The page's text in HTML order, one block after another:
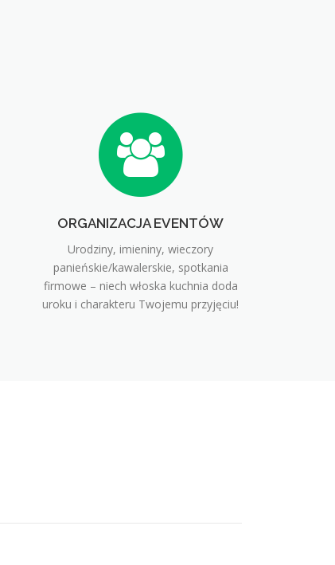
ORGANIZACJA EVENTÓW
Urodziny, imieniny, wieczory
panieńskie/kawalerskie, spotkania
firmowe – niech włoska kuchnia doda
uroku i charakteru Twojemu przyjęciu!